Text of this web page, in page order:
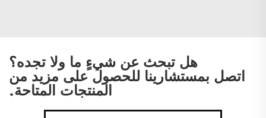
هل تبحث عن شيءٍ ما ولا تجده؟
اتصل بمستشارينا للحصول على مزيد من
المنتجات المتاحة.